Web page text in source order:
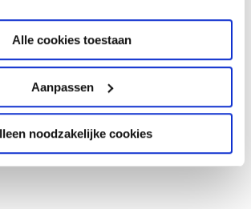
Alle cookies toestaan
Aanpassen
noodzakelijke cookies